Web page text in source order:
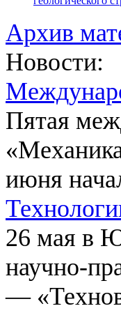
Архив
Новости:
Пятая
июня
26 мая в
научно-
—